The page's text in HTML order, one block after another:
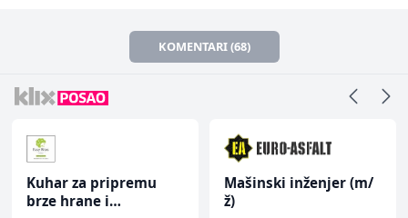
KOMENTARI (68)
Kuhar za pripremu
brze hrane i
Mašinski inženjer (m/
ž)